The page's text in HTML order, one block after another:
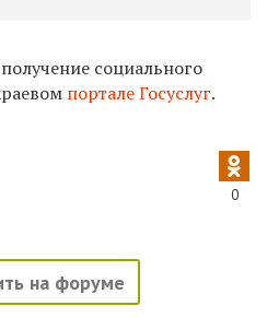
социального
портале Госуслуг.
0
на форуме